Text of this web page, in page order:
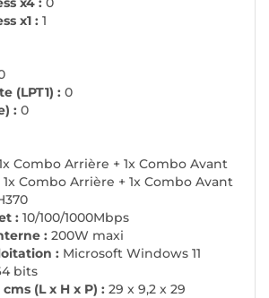
x1 : 1
(LPT1) : 0
: 0
Combo Arrière + 1x Combo Avant
1x Combo Arrière + 1x Combo Avant
: 10/100/1000Mbps
: 200W maxi
: Microsoft Windows 11
bits
(L x H x P) : 29 x 9,2 x 29